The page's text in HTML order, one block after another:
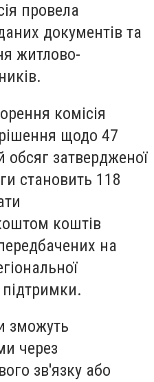
провела
документів та
житлово-
комісія
щодо 47
обсяг затвердженої
становить 118
коштів
на
зможуть
через
зв'язку або